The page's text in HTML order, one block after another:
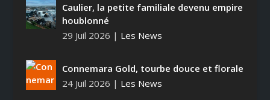
Caulier, la petite familiale devenu empire
houblonné
29 Juil 2026 | Les News
Connemara Gold, tourbe douce et florale
24 Juil 2026 | Les News